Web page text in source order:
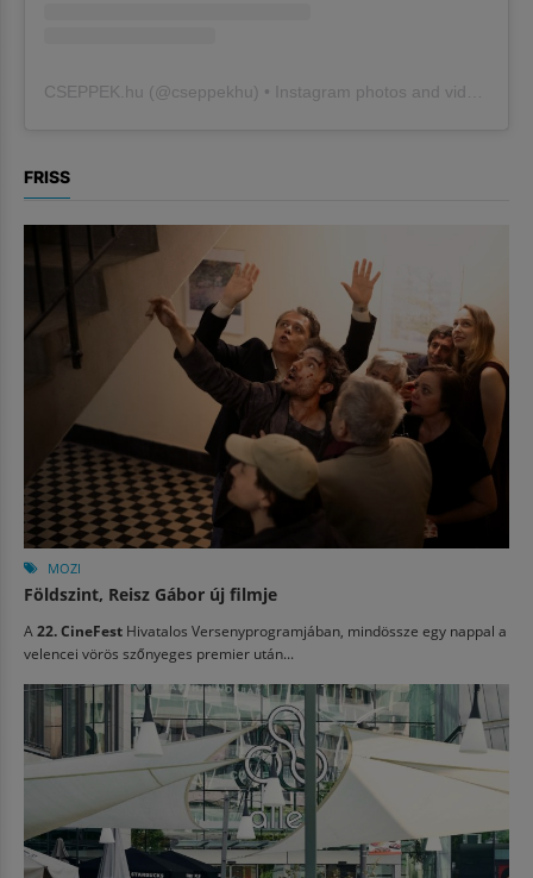
CSEPPEK.hu (@cseppekhu ) • Instagram photos and videos
FRISS
MOZI
Földszint, Reisz Gábor új filmje
A 22. CineFest Hivatalos Versenyprogramjában, mindössze egy nappal a
velencei vörös szőnyeges premier után...